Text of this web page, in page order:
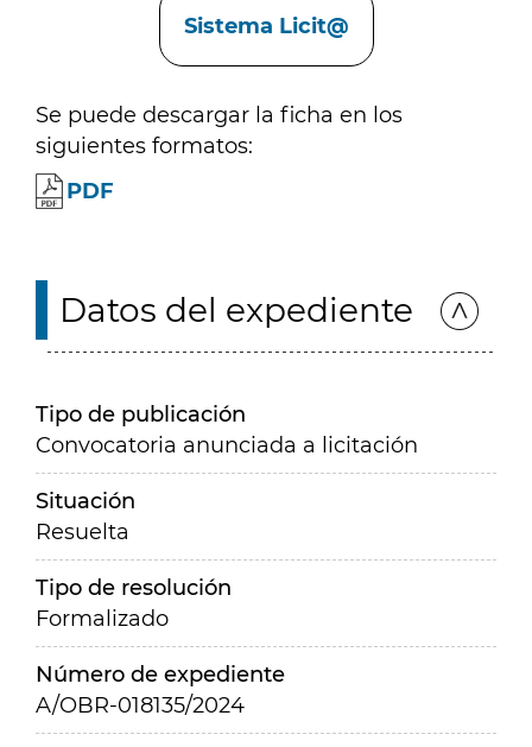
Sistema Licit@
Se puede descargar la ficha en los
siguientes formatos:
PDF
Datos del expediente
Tipo de publicación
Convocatoria anunciada a licitación
Situación
Resuelta
Tipo de resolución
Formalizado
Número de expediente
A/OBR-018135/2024